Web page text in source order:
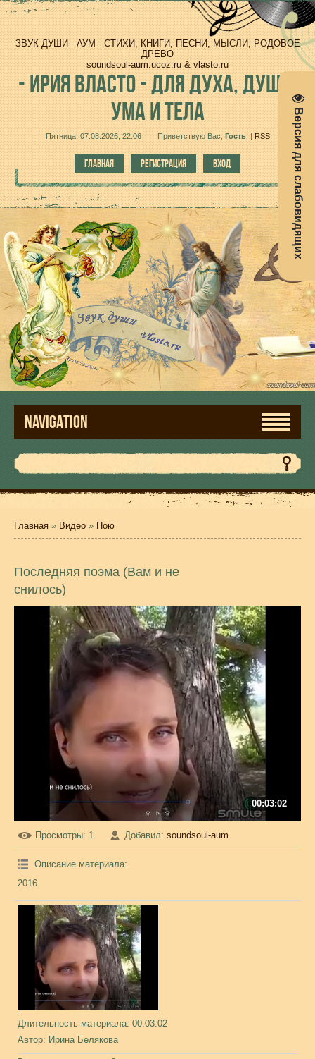
Версия для слабовидящих
ЗВУК ДУШИ - АУМ - СТИХИ, КНИГИ, ПЕСНИ, МЫСЛИ, РОДОВОЕ
ДРЕВО
soundsoul-aum.ucoz.ru & vlasto.ru
-ИРИЯ ВЛАСТО - ДЛЯ ДУХА, ДУШИ,
УМА И ТЕЛА
Пятница, 07.08.2026, 22:06 Приветствую Вас Гость!| RSS
ГЛАВНАЯ РЕГИСТРАЦИЯ ВХОД
NAVIGATION
Главная » Видео » Пою
Последняя поэма (Вам и не
снилось)
00:03:02
Просмотры: 1 Добавил: soundsoul-aum
Описание материала:
2016
Длительность материала: 00:03:02
Автор: Ирина Белякова